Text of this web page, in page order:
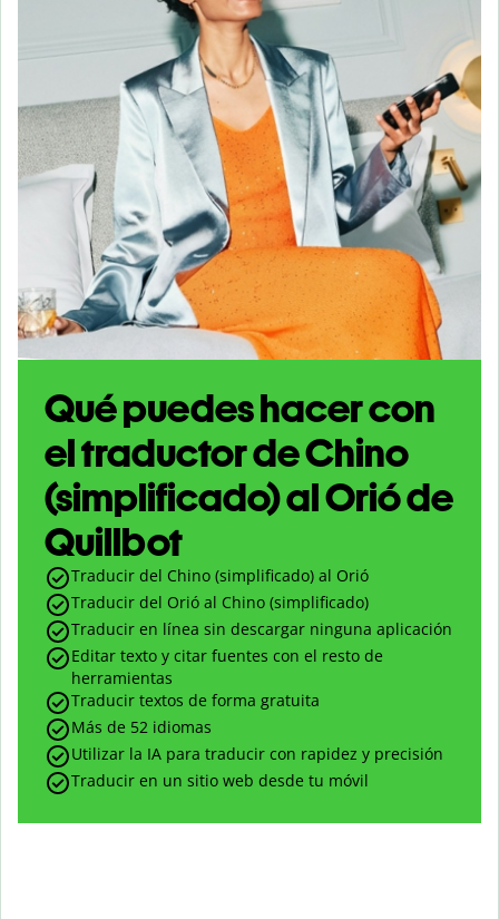
Qué puedes hacer con
el traductor de Chino
(simplificado) al Orió de
Quillbot
Traducir del Chino (simplificado) al Orió
Traducir del Orió al Chino (simplificado)
Traducir en línea sin descargar ninguna aplicación
Editar texto y citar fuentes con el resto de
herramientas
Traducir textos de forma gratuita
Más de 52 idiomas
Utilizar la IA para traducir con rapidez y precisión
Traducir en un sitio web desde tu móvil